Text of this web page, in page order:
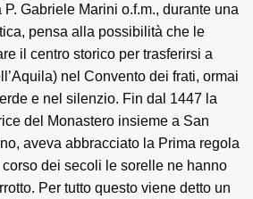
Gabriele Marini o.f.m., durante una
pensa alla possibilità che le
il centro storico per trasferirsi a
nel Convento dei frati, ormai
e nel silenzio. Fin dal 1447 la
del Monastero insieme a San
aveva abbracciato la Prima regola
dei secoli le sorelle ne hanno
Per tutto questo viene detto un